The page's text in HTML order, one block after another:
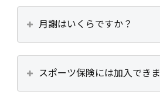
月謝はいくらですか？
スポーツ保険には加入でき